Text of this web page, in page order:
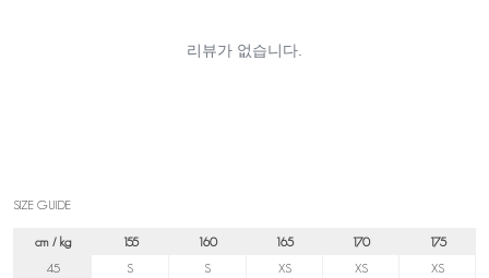
SIZE GUIDE
cm / kg 155 160 165 170
175
45
S S XS XS
XS